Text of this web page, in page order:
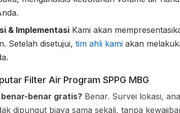
& Implementasi Kami akan
Setelah disetujui, tim ahli kami akan
Filter Air Program SPPG MBG
benar gratis? Benar. Survei lokasi,
dipungut biaya sama sekali, tanpa